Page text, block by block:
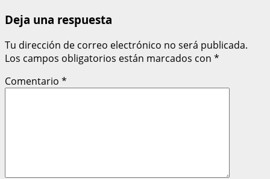
Deja una respuesta
Tu dirección de correo electrónico no será publicada.
Los campos obligatorios están marcados con *
Comentario *